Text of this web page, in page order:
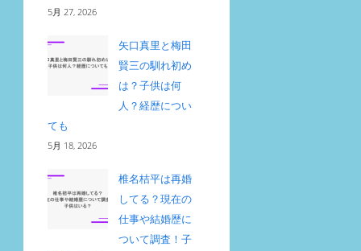
5月 27, 2026
矢口真里と梅田
賢三の馴れ初め
は？子供は何
人？経歴につい
ても
5月 18, 2026
椎名桔平は再婚
してる？現在の
仕事や結婚歴に
ついて調査！子